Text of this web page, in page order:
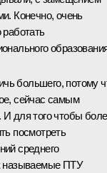
Конечно, очень
большего, потому
сейчас самым
для того чтобы
посмотреть
среднего
называемые ПТУ